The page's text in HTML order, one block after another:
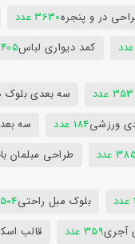
در و پنجره3630 عدد
کمد دیواری لباس405 عدد
353 عدد سه بعدی بلوک
ورزشی184 عدد سه
عدد طراحی مبلمان
بلوک مبل راحتی504 عدد
آجری359 عدد قالب